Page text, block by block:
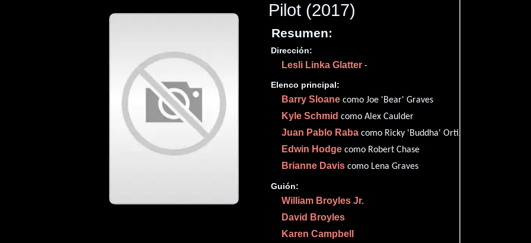
Pilot (2017)
Resumen:
Dirección:
Lesli Linka Glatter -
Elenco principal:
Barry Sloane como Joe 'Bear' Graves
Kyle Schmid como Alex Caulder
Juan Pablo Raba como Ricky 'Buddha' Ortiz
Edwin Hodge como Robert Chase
Brianne Davis como Lena Graves
Guión:
William Broyles Jr.
David Broyles
Karen Campbell